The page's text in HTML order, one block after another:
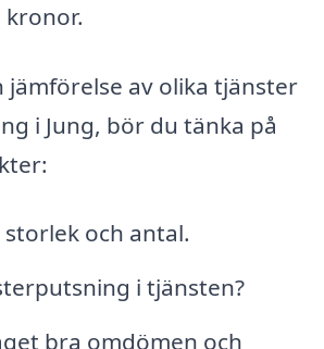
kronor.
jämförelse av olika tjänster
i Jung, bör du tänka på
storlek och antal.
i tjänsten?
bra omdömen och